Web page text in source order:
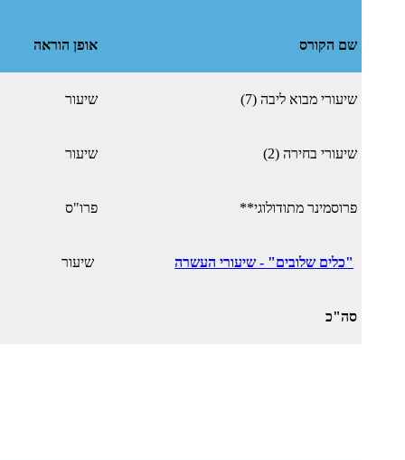
שם הקורס אופן הוראה
שיעורי מבוא ליבה (7) שיעור
שיעורי בחירה (2) שיעור
פרוסמינר מתודולוגי** פרו"ס
"כלים שלובים" - שיעורי העשרה שיעור
סה"כ